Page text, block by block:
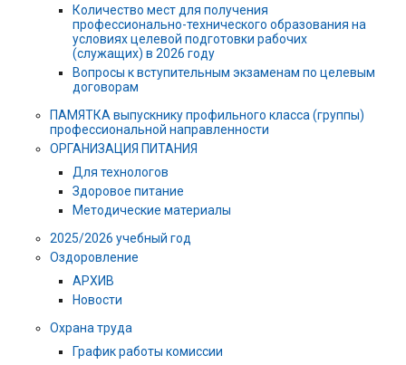
Количество мест для получения
профессионально-технического образования на
условиях целевой подготовки рабочих
(служащих) в 2026 году
Вопросы к вступительным экзаменам по целевым
договорам
ПАМЯТКА выпускнику профильного класса (группы)
профессиональной направленности
ОРГАНИЗАЦИЯ ПИТАНИЯ
Для технологов
Здоровое питание
Методические материалы
2025/2026 учебный год
Оздоровление
АРХИВ
Новости
Охрана труда
График работы комиссии